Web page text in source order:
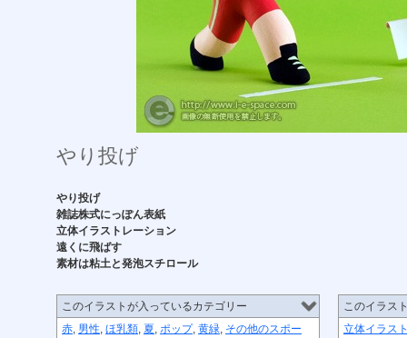
やり投げ
やり投げ
雑誌株式にっぽん表紙
立体イラストレーション
遠くに飛ばす
素材は粘土と発泡スチロール
このイラストが入っているカテゴリー
赤, 男性, ほ乳類, 夏, ポップ, 黄緑, その他のスポー
このイラス
立体イラス